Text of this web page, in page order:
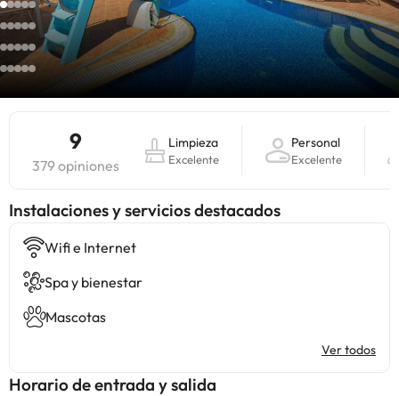
9
379 opiniones
Limpieza
Excelente
Personal
Excelente
Instalaciones y servicios destacados
Wifi e Internet
Spa y bienestar
Mascotas
Ver todos
Horario de entrada y salida